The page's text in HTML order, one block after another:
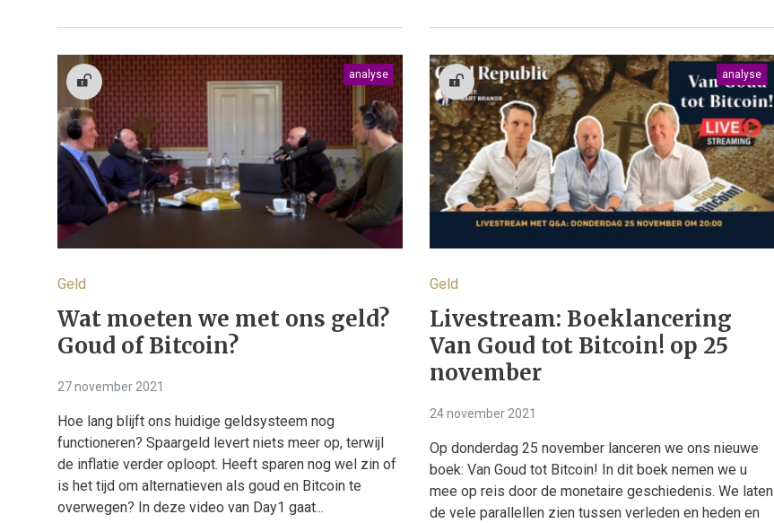
analyse
Geld
Wat moeten we met ons geld?
Goud of Bitcoin?
27 november 2021
Hoe lang blijft ons huidige geldsysteem nog
functioneren? Spaargeld levert niets meer op, terwijl
de inflatie verder oploopt. Heeft sparen nog wel zin of
is het tijd om alternatieven als goud en Bitcoin te
overwegen? In deze video van Day1 gaat...
analyse
Geld
Livestream: Boeklancering
Van Goud tot Bitcoin! op 25
november
24 november 2021
Op donderdag 25 november lanceren we ons nieuwe
boek: Van Goud tot Bitcoin! In dit boek nemen we u
mee op reis door de monetaire geschiedenis. We laten
de vele parallellen zien tussen verleden en heden en